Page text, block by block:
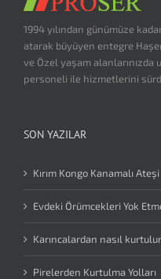
1994 yılından günümüze
atarak büyüyen entegre
ve Özel yaşam alanlarınızda
personeli ile hizmetlerini
SON YAZILAR
Kırım Kongo Kanamalı Ateşi
Evdeki Örümcekleri Yok
Karıncalardan nasıl
Pirelerden Kurtulma Yolları